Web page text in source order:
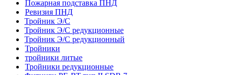
Пожарная подставка ПНД
Ревизия ПНД
Тройник Э/С
Тройник Э/С редукционные
Тройник Э/С редукционный
Тройники
тройники литые
Тройники редукционные